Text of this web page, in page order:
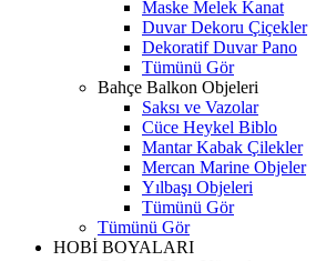
Maske Melek Kanat
Duvar Dekoru Çiçekler
Dekoratif Duvar Pano
Tümünü Gör
Bahçe Balkon Objeleri
Saksı ve Vazolar
Cüce Heykel Biblo
Mantar Kabak Çilekler
Mercan Marine Objeler
Yılbaşı Objeleri
Tümünü Gör
Tümünü Gör
HOBİ BOYALARI